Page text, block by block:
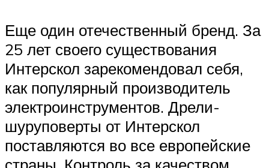
Еще один отечественный бренд. За
25 лет своего существования
Интерскол зарекомендовал себя,
как популярный производитель
электроинструментов. Дрели-
шуруповерты от Интерскол
поставляются во все европейские